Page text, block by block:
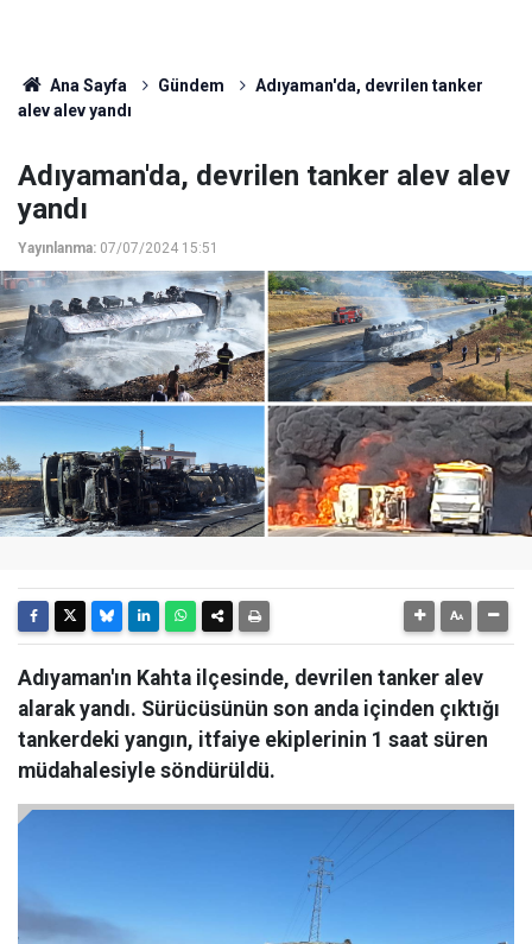
Ana Sayfa Gündem
Adıyaman'da, devrilen tanker
alev alev yandı
Adıyaman'da, devrilen tanker alev alev
yandı
Yayınlanma: 07/07/2024 15:51
Adıyaman'ın Kahta ilçesinde, devrilen tanker alev
alarak yandı. Sürücüsünün son anda içinden çıktığı
tankerdeki yangın, itfaiye ekiplerinin 1 saat süren
müdahalesiyle söndürüldü.